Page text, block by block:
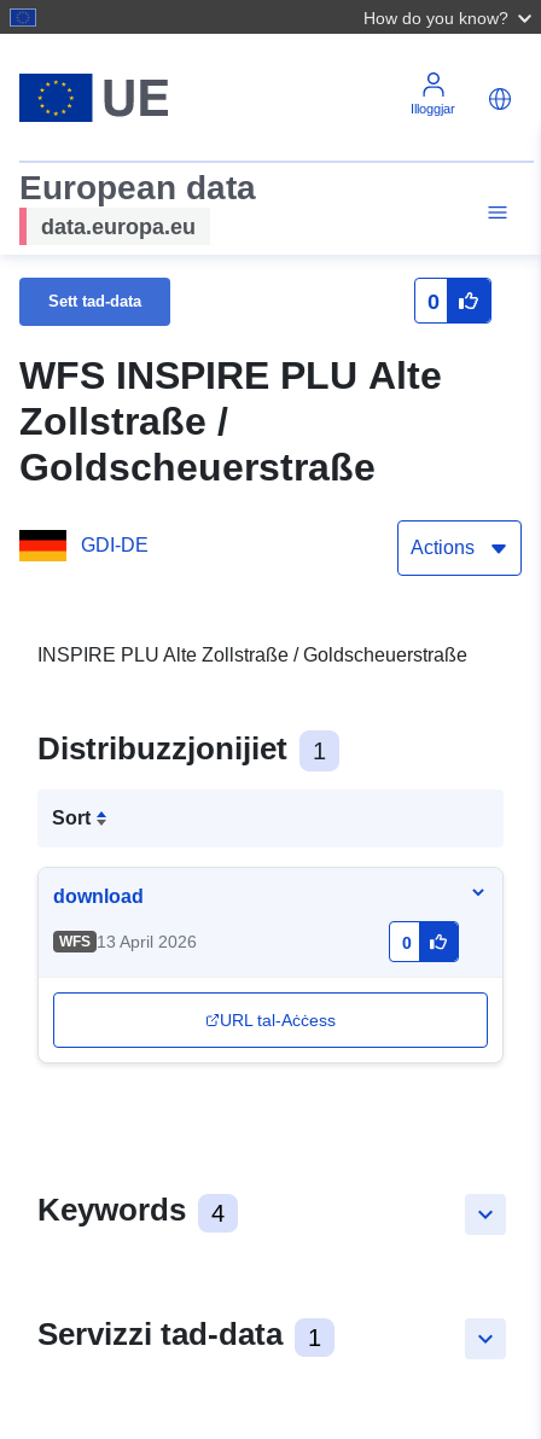
How do you know?
Illoggjar
European data
data.europa.eu
Sett tad-data 0
WFS INSPIRE PLU Alte
Zollstraße /
Goldscheuerstraße
GDI-DE Actions
INSPIRE PLU Alte Zollstraße / Goldscheuerstraße
Distribuzzjonijiet 1
Sort
download
WFS 13 April 2026 0
URL tal-Aċċess
keyboard_arrow_down
Keywords 4
keyboard_arrow_down
Servizzi tad-data 1